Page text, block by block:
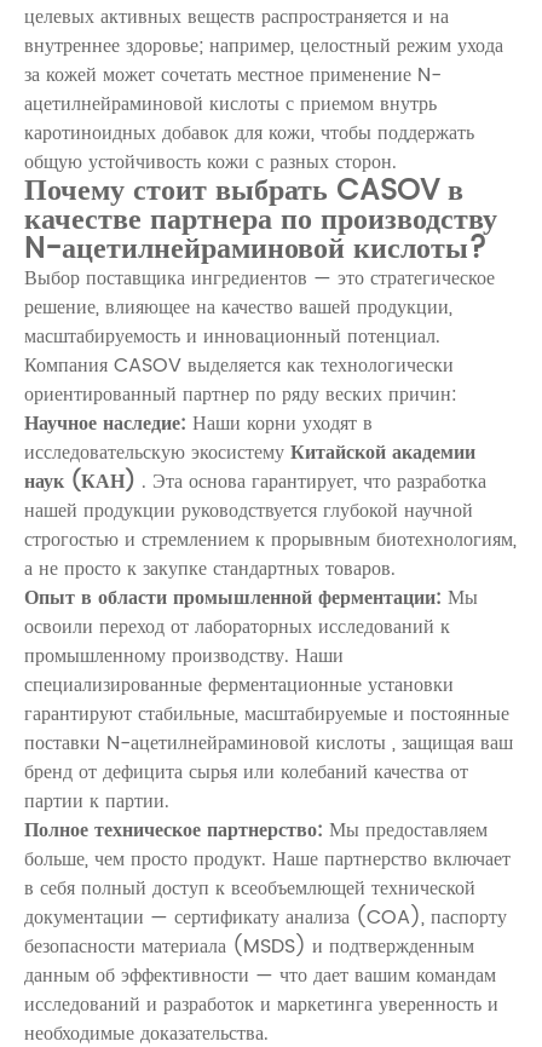
целевых активных веществ распространяется и на
внутреннее здоровье; например, целостный режим ухода
за кожей может сочетать местное применение N-
ацетилнейраминовой кислоты с приемом внутрь
каротиноидных добавок для кожи,чтобы поддержать
общую устойчивость кожи с разных сторон.
Почему стоит выбрать CASOV в
качестве партнера по производству
N-ацетилнейраминовой кислоты?
Выбор поставщика ингредиентов — это стратегическое
решение, влияющее на качество вашей продукции,
масштабируемость и инновационный потенциал.
Компания CASOVвыделяется как технологически
ориентированный партнер по ряду веских причин:
Научное наследие: Наши корни уходят в
исследовательскую экосистемуКитайской академии
наук (КАН) . Эта основа гарантирует, что разработка
нашей продукции руководствуется глубокой научной
строгостью и стремлением к прорывным биотехнологиям,
а не просто к закупке стандартных товаров.
Опыт в области промышленной ферментации: Мы
освоили переход от лабораторных исследований к
промышленному производству. Наши
специализированные ферментационные установки
гарантируют стабильные, масштабируемые и постоянные
поставки N-ацетилнейраминовой кислоты , защищая ваш
бренд от дефицита сырья или колебаний качества от
партии к партии.
Полное техническое партнерство: Мы предоставляем
больше, чем просто продукт. Наше партнерство включает
в себя полный доступ к всеобъемлющей технической
документации — сертификату анализа (COA), паспорту
безопасности материала (MSDS) и подтвержденным
данным об эффективности — что дает вашим командам
исследований и разработок и маркетинга уверенность и
необходимые доказательства.